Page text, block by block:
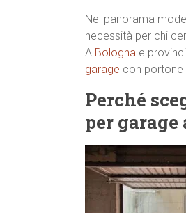
Nel panorama
necessità per chi
A Bologna e
garage con portone
Perché
per garage